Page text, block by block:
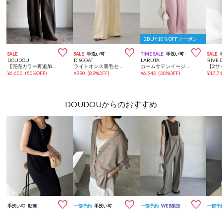
SALE 
DOUDOU
¥6,600 (50%OFF)
SALE 手洗い可 
DISCOAT
¥990 (85%OFF)
2BUY10％OFFクーポン
TIME SALE 手洗い可 
LARUTA
¥6,545 (30%OFF)
SALE
RIVE
¥
DOUDOUからのおすすめ
手洗い可 動画  一部予約 手洗い可  一部予約 WEB限定  一部予